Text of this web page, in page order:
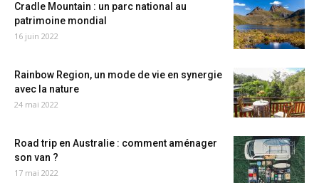
Cradle Mountain : un parc national au
patrimoine mondial
16 juin 2022
Rainbow Region, un mode de vie en synergie
avec la nature
24 mai 2022
Road trip en Australie : comment aménager
son van ?
17 mai 2022